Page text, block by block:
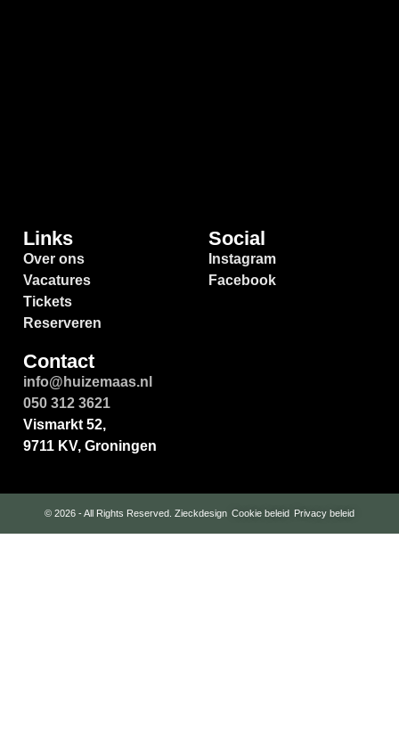
Links
Over ons
Vacatures
Tickets
Reserveren
Social
Instagram
Facebook
Contact
info@huizemaas.nl
050 312 3621
Vismarkt 52,
9711 KV, Groningen
© 2026 - All Rights Reserved. Zieckdesign Cookie beleid Privacy beleid